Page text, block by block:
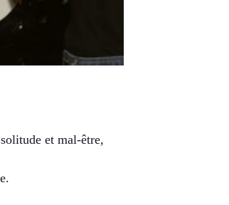
et mal-être,